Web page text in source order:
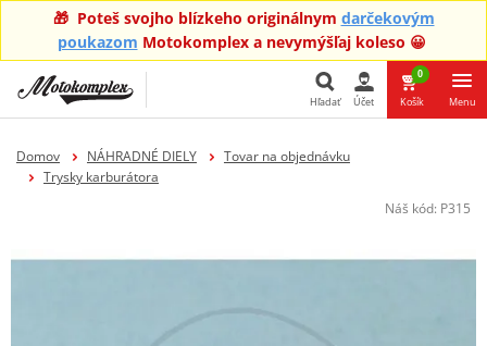
🎁 Poteš svojho blízkeho originálnym darčekovým
poukazom Motokomplex a nevymýšľaj koleso 😀
Hľadať Účet
0
Košík Menu
Domov NÁHRADNÉ DIELY
Tovar na objednávku
Trysky karburátora
Náš kód: P315